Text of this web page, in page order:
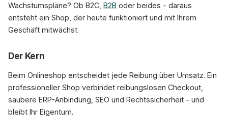
Wachstumspläne? Ob B2C, B2B oder beides – daraus
entsteht ein Shop, der heute funktioniert und mit Ihrem
Geschäft mitwächst.
Der Kern
Beim Onlineshop entscheidet jede Reibung über Umsatz. Ein
professioneller Shop verbindet reibungslosen Checkout,
saubere ERP-Anbindung, SEO und Rechtssicherheit – und
bleibt Ihr Eigentum.